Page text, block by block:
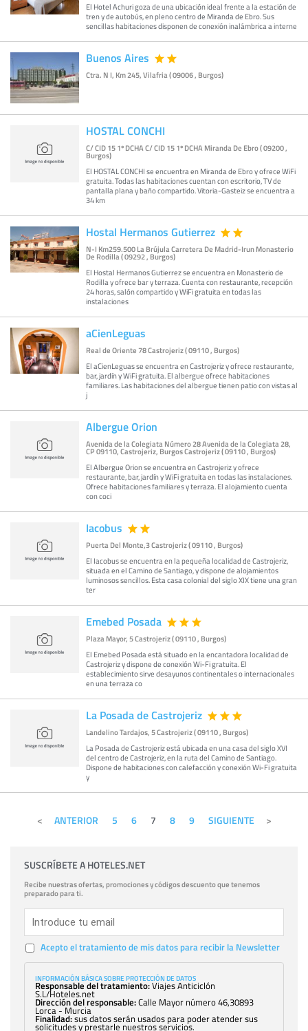
El Hotel Achuri goza de una ubicación ideal frente a la estación de
tren y de autobús, en pleno centro de Miranda de Ebro. Sus
sencillas habitaciones disponen de conexión inalámbrica a interne
Buenos Aires
Ctra. N I, Km 245, Vilafria ( 09006 , Burgos)
HOSTAL CONCHI
C/ CID 15 1º DCHA C/ CID 15 1º DCHA Miranda De Ebro ( 09200 ,
Burgos)
El HOSTAL CONCHI se encuentra en Miranda de Ebro y ofrece WiFi
gratuita. Todas las habitaciones cuentan con escritorio, TV de
pantalla plana y baño compartido. Vitoria-Gasteiz se encuentra a
34 km
Hostal Hermanos Gutierrez
N-I Km259.500 La Brújula Carretera De Madrid-Irun Monasterio
De Rodilla ( 09292 , Burgos)
El Hostal Hermanos Gutierrez se encuentra en Monasterio de
Rodilla y ofrece bar y terraza. Cuenta con restaurante, recepción
24 horas, salón compartido y WiFi gratuita en todas las
instalaciones
aCienLeguas
Real de Oriente 78 Castrojeriz ( 09110 , Burgos)
El aCienLeguas se encuentra en Castrojeriz y ofrece restaurante,
bar, jardín y WiFi gratuita. El albergue ofrece habitaciones
familiares. Las habitaciones del albergue tienen patio con vistas al
j
Albergue Orion
Avenida de la Colegiata Número 28 Avenida de la Colegiata 28,
CP 09110, Castrojeriz, Burgos Castrojeriz ( 09110 , Burgos)
El Albergue Orion se encuentra en Castrojeriz y ofrece
restaurante, bar, jardín y WiFi gratuita en todas las instalaciones.
Ofrece habitaciones familiares y terraza. El alojamiento cuenta
con coci
Iacobus
Puerta Del Monte,3 Castrojeriz ( 09110 , Burgos)
El Iacobus se encuentra en la pequeña localidad de Castrojeriz,
situada en el Camino de Santiago, y dispone de alojamientos
luminosos sencillos. Esta casa colonial del siglo XIX tiene una gran
ter
Emebed Posada
Plaza Mayor, 5 Castrojeriz ( 09110 , Burgos)
El Emebed Posada está situado en la encantadora localidad de
Castrojeriz y dispone de conexión Wi-Fi gratuita. El
establecimiento sirve desayunos continentales o internacionales
en una terraza co
La Posada de Castrojeriz
Landelino Tardajos, 5 Castrojeriz ( 09110 , Burgos)
La Posada de Castrojeriz está ubicada en una casa del siglo XVI
del centro de Castrojeriz, en la ruta del Camino de Santiago.
Dispone de habitaciones con calefacción y conexión Wi-Fi gratuita
y
ANTERIOR 5 6 7 8 9 SIGUIENTE
SUSCRÍBETE A HOTELES.NET
Recibe nuestras ofertas, promociones y códigos descuento que tenemos
preparado para ti.
Acepto el tratamiento de mis datos para recibir la Newsletter
INFORMACIÓN BÁSICA SOBRE PROTECCIÓN DE DATOS
Responsable del tratamiento:Viajes Anticiclón
S.L/Hoteles.net
Dirección del responsable:Calle Mayor número 46,30893
Lorca - Murcia
Finalidad:sus datos serán usados para poder atender sus
solicitudes y prestarle nuestros servicios.